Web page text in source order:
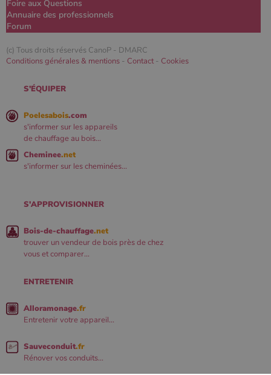
Foire aux Questions
Annuaire des professionnels
Forum
(c) Tous droits réservés CanoP - DMARC
Conditions générales & mentions - Contact - Cookies
S'ÉQUIPER
Poelesabois.com
s'informer sur les appareils
de chauffage au bois...
Cheminee.net
s'informer sur les cheminées...
S'APPROVISIONNER
Bois-de-chauffage.net
trouver un vendeur de bois près de chez
vous et comparer...
ENTRETENIR
Alloramonage.fr
Entretenir votre appareil...
Sauveconduit.fr
Rénover vos conduits...